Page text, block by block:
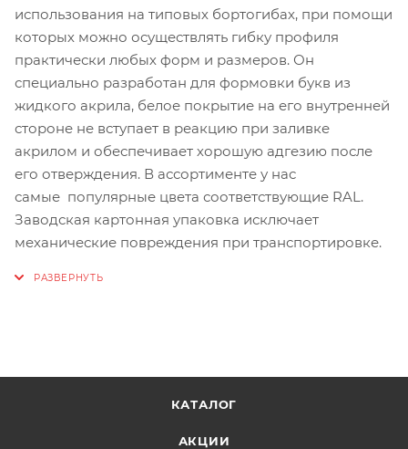
использования на типовых бортогибах, при помощи
которых можно осуществлять гибку профиля
практически любых форм и размеров. Он
специально разработан для формовки букв из
жидкого акрила, белое покрытие на его внутренней
стороне не вступает в реакцию при заливке
акрилом и обеспечивает хорошую адгезию после
его отверждения. В ассортименте у нас
самые популярные цвета соответствующие RAL.
Заводская картонная упаковка исключает
механические повреждения при транспортировке.
КАТАЛОГ
АКЦИИ